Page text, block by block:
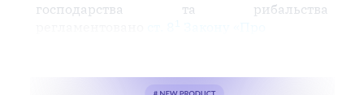
господарства та рибальства